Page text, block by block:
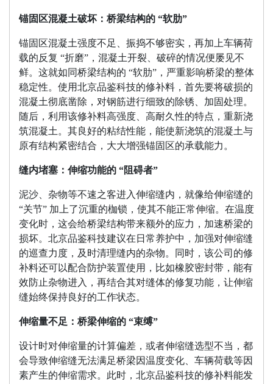
锚固区混凝土破坏：桥梁结构的 “软肋”
锚固区混凝土强度不足、振捣不够密实，再加上车辆荷
载的反复 “折磨”，混凝土开裂、破碎的情况便屡见不
鲜。这就如同桥梁结构的 “软肋”，严重影响桥梁的整体
稳定性。使用北京品鉴科技的修补料，首先要将破损的
混凝土彻底凿除，对钢筋进行细致的除锈、加固处理。
随后，利用该修补料高强度、高耐久性的特点，重新浇
筑混凝土。其良好的粘结性能，能使新浇筑的混凝土与
原有结构紧密结合，大大增强锚固区的承载能力。
缝内堵塞：伸缩功能的 “阻碍者”
泥沙、杂物等不速之客进入伸缩缝内，就像给伸缩缝的
“关节” 加上了沉重的枷锁，使其不能正常伸缩。在温度
变化时，这会给桥梁结构带来额外的应力，加速桥梁的
损坏。北京品鉴科技建议在日常养护中，加强对伸缩缝
的巡查力度，及时清理缝内的杂物。同时，该公司的修
补料还可以配合防护装置使用，比如橡胶密封带，能有
效防止杂物进入，再结合其对缝体的修复功能，让伸缩
缝始终保持良好的工作状态。
伸缩量不足：桥梁伸缩的 “束缚”
设计时对伸缩量的计算偏差，或者伸缩缝选型不当，都
会导致伸缩缝无法满足桥梁因温度变化、车辆荷载等因
素产生的伸缩需求。此时，北京品鉴科技的修补料能发